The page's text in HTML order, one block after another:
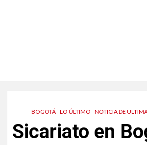
BOGOTÁ LO ÚLTIMO NOTICIA DE
Sicariato en